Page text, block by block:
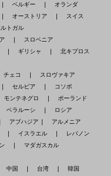
ベルギー
オランダ
オーストリア
スイス
トガル
スロベニア
ギリシャ
北キプロス
チェコ
スロヴァキア
セルビア
コソボ
モンテネグロ
ポーランド
ベラルーシ
ロシア
アブハジア
アルメニア
イスラエル
レバノン
マダガスカル
中国 台湾
韓国